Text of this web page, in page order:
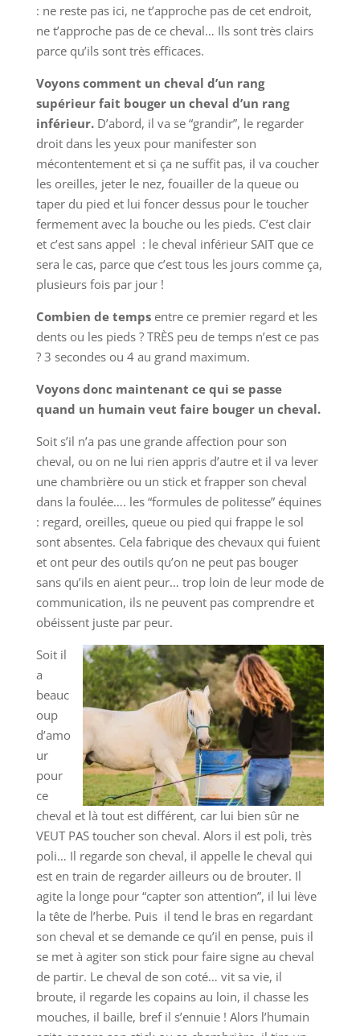
: ne reste pas ici, ne t’approche pas de cet endroit,
ne t’approche pas de ce cheval… Ils sont très clairs
parce qu’ils sont très efficaces.
Voyons comment un cheval d’un rang
supérieur fait bouger un cheval d’un rang
inférieur.D’abord, il va se “grandir”, le regarder
droit dans les yeux pour manifester son
mécontentement et si ça ne suffit pas, il va coucher
les oreilles, jeter le nez, fouailler de la queue ou
taper du pied et lui foncer dessus pour le toucher
fermement avec la bouche ou les pieds. C’est clair
et c’est sans appel : le cheval inférieur SAIT que ce
sera le cas, parce que c’est tous les jours comme ça,
plusieurs fois par jour !
Combien de tempsentre ce premier regard et les
dents ou les pieds ? TRÈS peu de temps n’est ce pas
? 3 secondes ou 4 au grand maximum.
Voyons donc maintenant ce qui se passe
quand un humain veut faire bouger un cheval.
Soit s’il n’a pas une grande affection pour son
cheval, ou on ne lui rien appris d’autre et il va lever
une chambrière ou un stick et frapper son cheval
dans la foulée…. les “formules de politesse” équines
: regard, oreilles, queue ou pied qui frappe le sol
sont absentes. Cela fabrique des chevaux qui fuient
et ont peur des outils qu’on ne peut pas bouger
sans qu’ils en aient peur… trop loin de leur mode de
communication, ils ne peuvent pas comprendre et
obéissent juste par peur.
Soit il
a
beauc
oup
d’amo
ur
pour
ce
cheval et là tout est différent, car lui bien sûr ne
VEUT PAS toucher son cheval. Alors il est poli, très
poli… Il regarde son cheval, il appelle le cheval qui
est en train de regarder ailleurs ou de brouter. Il
agite la longe pour “capter son attention”, il lui lève
la tête de l’herbe. Puis il tend le bras en regardant
son cheval et se demande ce qu’il en pense, puis il
se met à agiter son stick pour faire signe au cheval
de partir. Le cheval de son coté… vit sa vie, il
broute, il regarde les copains au loin, il chasse les
mouches, il baille, bref il s’ennuie ! Alors l’humain